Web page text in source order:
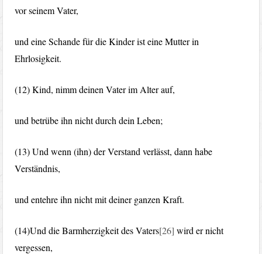
vor seinem Vater,
und eine Schande für die Kinder ist eine Mutter in
Ehrlosigkeit.
(12) Kind, nimm deinen Vater im Alter auf,
und betrübe ihn nicht durch dein Leben;
(13) Und wenn (ihn) der Verstand verlässt, dann habe
Verständnis,
und entehre ihn nicht mit deiner ganzen Kraft.
(14)Und die Barmherzigkeit des Vaters[26] wird er nicht
vergessen,